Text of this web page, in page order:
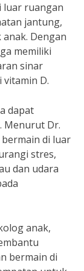
luar ruangan
jantung,
Dengan
memiliki
sinar
D.
dapat
Menurut Dr.
di luar
stres,
dan udara
anak,
bermain di